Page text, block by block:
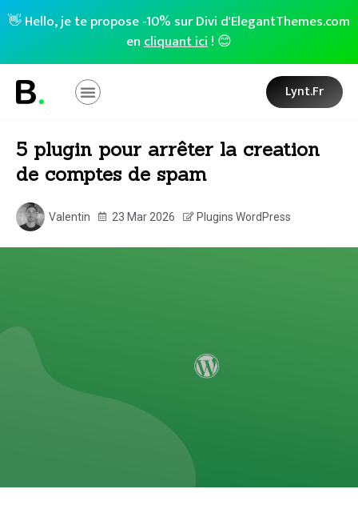
👋 Hello, je te propose -10% sur Divi d'ElegantThemes.com
encliquant ici! 😊
Lynt.fr
5 plugin pour arrêter la creation
de comptes de spam
Valentin 23 Mar 2026 Plugins WordPress